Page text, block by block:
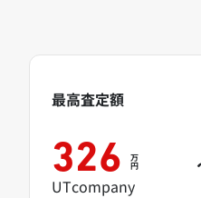
最高査定額
326 万
円
UTcompany